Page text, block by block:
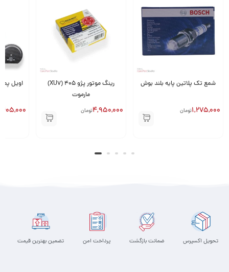
شمع تک پلاتین پایه بلند بوش
1,275,000تومان
رینگ موتور پژو 405 (XU7)
مارموت
4,950,000تومان
تحویل اکسپرس ضمانت بازگشت پرداخت امن تضمین بهترین قیمت